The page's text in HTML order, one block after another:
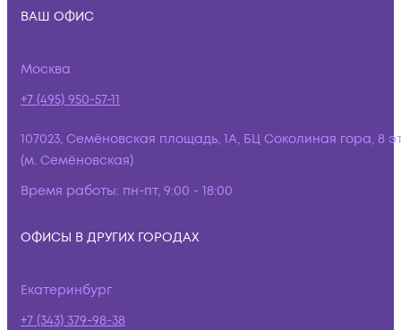
ВАШ ОФИС
Москва
+7 (495) 950-57-11
107023, Семёновская площадь, 1А, БЦ Соколиная гора, 8
(м. Семёновская)
Время работы: пн-пт, 9:00 - 18:00
ОФИСЫ В ДРУГИХ ГОРОДАХ
Екатеринбург
+7 (343) 379-98-38